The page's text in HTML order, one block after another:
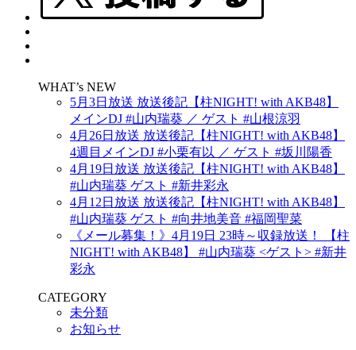
WHAT’s NEW
5月3日放送 放送後記【柱NIGHT! with AKB48】
メインDJ #山内瑞葵 ／ ゲスト #山根涼羽
4月26日放送 放送後記【柱NIGHT! with AKB48】
4週目メインDJ #小栗有以 ／ ゲスト #坂川陽香
4月19日放送 放送後記【柱NIGHT! with AKB48】
#山内瑞葵 ゲスト #新井彩永
4月12日放送 放送後記【柱NIGHT! with AKB48】
#山内瑞葵 ゲスト #向井地美音 #福岡聖菜
《メール募集！》4月19日 23時～収録放送！ 【柱
NIGHT! with AKB48】 #山内瑞葵 <ゲスト> #新井
彩永
CATEGORY
未分類
お知らせ